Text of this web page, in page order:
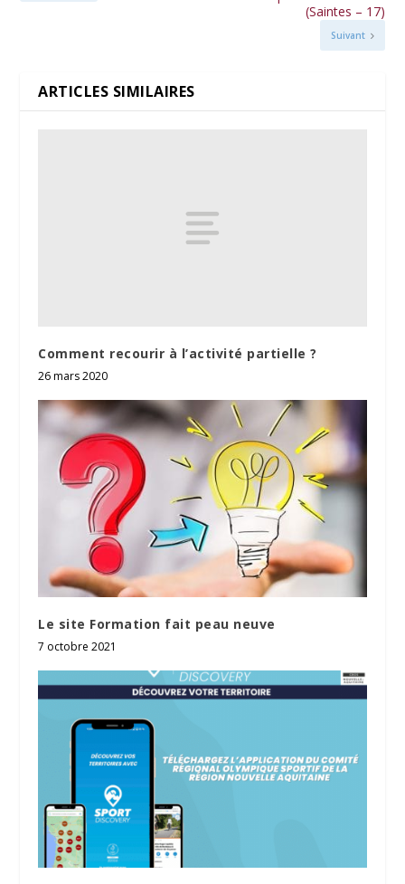
(Saintes – 17)
Suivant
ARTICLES SIMILAIRES
Comment recourir à l’activité partielle ?
26 mars 2020
Le site Formation fait peau neuve
7 octobre 2021